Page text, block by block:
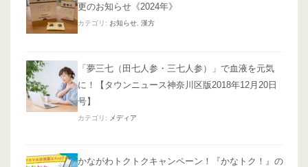
更のお知らせ《2024年》
カテゴリ: お知らせ 漢方
「夢三七（田七人参・三七人参）」で血液を元気
に！【タウンニュース神奈川区版2018年12月20日
号】
カテゴリ: メディア
かながわトクトクキャンペーン！『かなトク！』の